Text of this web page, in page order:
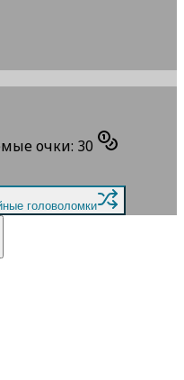
очки: 30
головоломки